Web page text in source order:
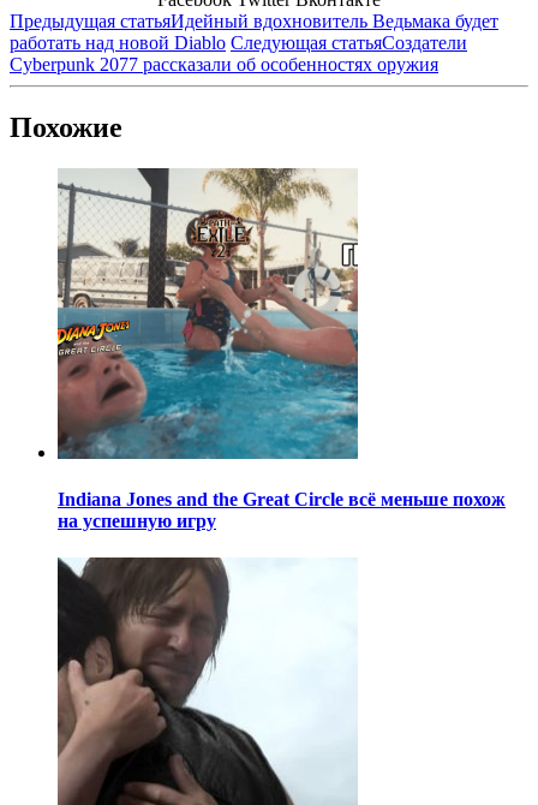
Предыдущая статьяИдейный вдохновитель Ведьмака будет
работать над новой Diablo Следующая статьяСоздатели
Cyberpunk 2077 рассказали об особенностях оружия
Похожие
Indiana Jones and the Great Circle всё меньше похож
на успешную игру